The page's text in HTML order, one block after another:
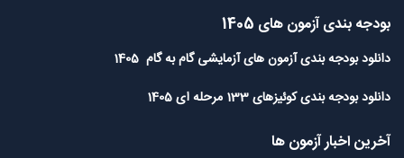
بودجه بندی آزمون های 1405
دانلود بودجه بندی آزمون های آزمایشی گام به گام 1405
دانلود بودجه بندی کوئیزهای 133 مرحله ای 1405
آخرین اخبار آزمون ها